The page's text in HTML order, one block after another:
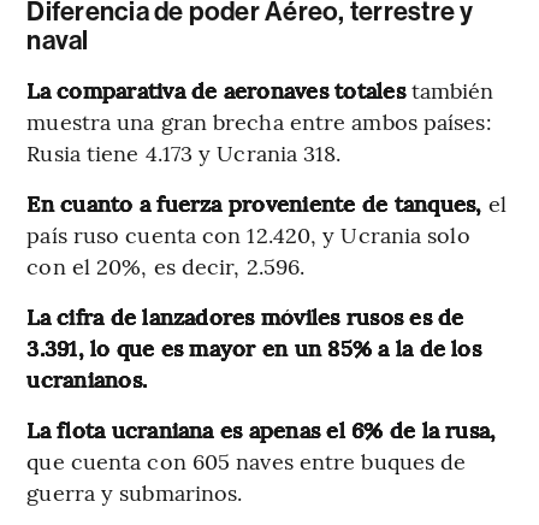
Diferencia de poder Aéreo, terrestre y
naval
La comparativa de aeronaves totalestambién
muestra una gran brecha entre ambos países:
Rusia tiene 4.173 y Ucrania 318.
En cuanto a fuerza proveniente de tanques, el
país ruso cuenta con 12.420, y Ucrania solo
con el 20%, es decir, 2.596.
La cifra de lanzadores móviles rusos es de
3.391, lo que es mayor en un 85% a la de los
ucranianos.
La flota ucraniana es apenas el 6% de la rusa,
que cuenta con 605 naves entre buques de
guerra y submarinos.